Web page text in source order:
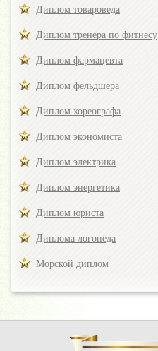
Диплом товароведа
Диплом тренера по фитнесу
Диплом фармацевта
Диплом фельдшера
Диплом хореографа
Диплом экономиста
Диплом электрика
Диплом энергетика
Диплом юриста
Диплома логопеда
Морской диплом